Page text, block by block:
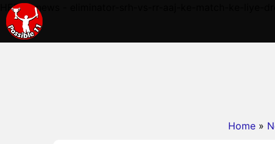
HERE - news - eliminator-srh-vs-rr-aaj-ke-match-ke-liye-
Home »